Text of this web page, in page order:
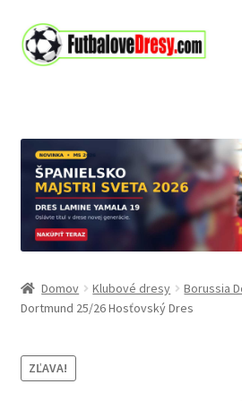
Preskočiť
na
Preskočiť
na
Domov Klubové dresy Borussia
Dortmund 25/26 Hosťovský Dres
ZĽAVA!